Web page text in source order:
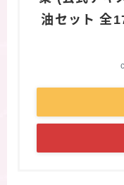
油セット 全